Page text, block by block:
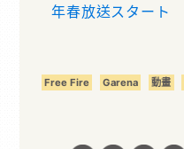
年春放送スタート
Free Fire Garena 動畫